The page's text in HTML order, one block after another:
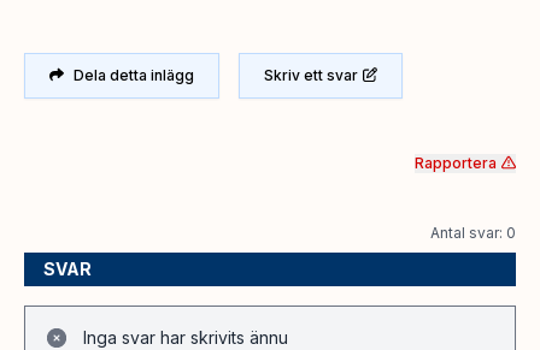
Dela detta inlägg Skriv ett svar
Rapportera
Antal svar: 0
SVAR
Inga svar har skrivits ännu